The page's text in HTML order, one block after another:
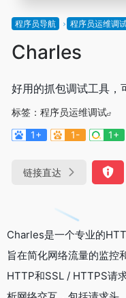
程序员导航 程序员运维调
Charles
好用的抓包调试工具，
标签： 程序员运维调试
1+
1- 1+
链接直达
Charles是一个专业的
旨在简化网络流量的监控
HTTP和SSL / HTTPS请